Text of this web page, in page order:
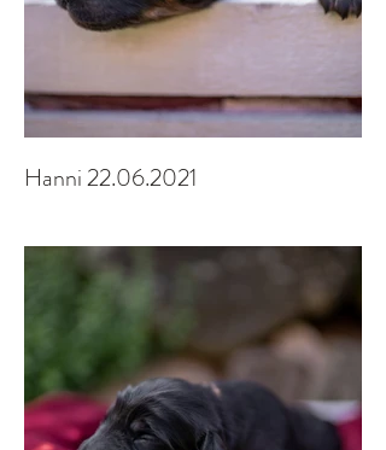
Hanni 22.06.2021